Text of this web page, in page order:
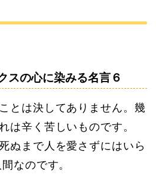
スの心に染みる名言６
とは決してありません。幾
は辛く苦しいものです。
ぬまで人を愛さずにはいら
なのです。